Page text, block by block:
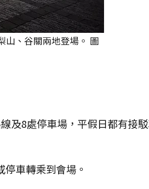
山、谷關兩地登場。 圖
及8處停車場，平假日都有接
車轉乘到會場。